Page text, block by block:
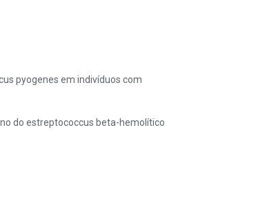
pyogenes em indivíduos com
do estreptococcus beta-hemolítico